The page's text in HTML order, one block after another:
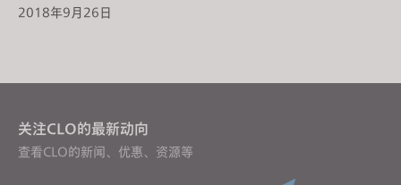
2018年9月26日
关注CLO的最新动向
查看CLO的新闻、优惠、资源等